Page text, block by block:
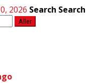
2026 Search Search
Aller